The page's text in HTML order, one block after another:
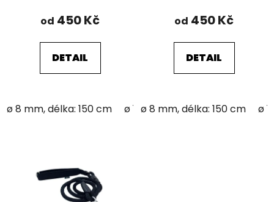
od 450 Kč
DETAIL
ø 8 mm, délka: 150 cm ø 12 mm; délka: 150 cm
od 450 Kč
DETAIL
ø 8 mm, délka: 150 cm ø